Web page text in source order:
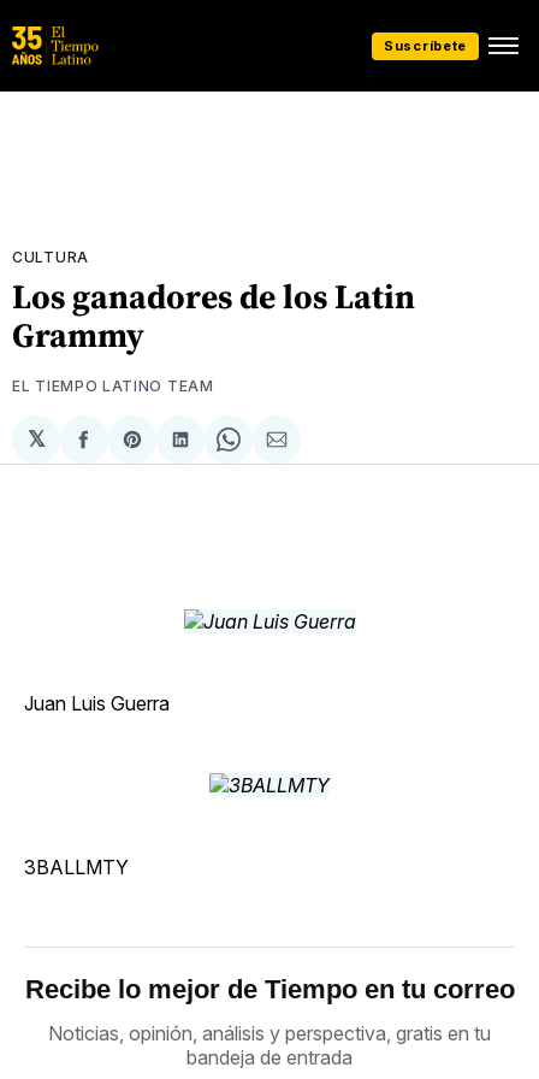
Suscríbete
CULTURA
Los ganadores de los Latin
Grammy
EL TIEMPO LATINO TEAM
𝕏
Compartir
en
Share
on
Compartir
en
Share
on
Compartir
via
Juan Luis Guerra
3BALLMTY
Recibe lo mejor de Tiempo en tu correo
Noticias, opinión, análisis y perspectiva, gratis en tu
bandeja de entrada